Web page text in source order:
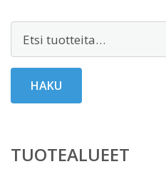
HAKU
TUOTEALUEET